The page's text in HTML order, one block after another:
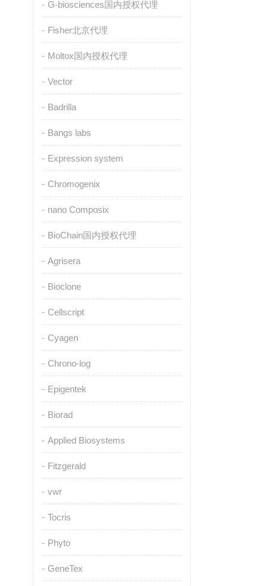
G-biosciences国内授权代理
Fisher北京代理
Moltox国内授权代理
Vector
Badrilla
Bangs labs
Expression system
Chromogenix
nano Composix
BioChain国内授权代理
Agrisera
Bioclone
Cellscript
Cyagen
Chrono-log
Epigentek
Biorad
Applied Biosystems
Fitzgerald
vwr
Tocris
Phyto
GeneTex